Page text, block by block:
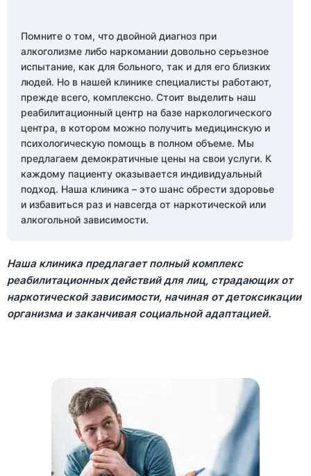
Помните о том, что двойной диагноз при
алкоголизме либо наркомании довольно серьезное
испытание, как для больного, так и для его близких
людей. Но в нашей клинике специалисты работают,
прежде всего, комплексно. Стоит выделить наш
реабилитационный центр на базе наркологического
центра, в котором можно получить медицинскую и
психологическую помощь в полном объеме. Мы
предлагаем демократичные цены на свои услуги. К
каждому пациенту оказывается индивидуальный
подход. Наша клиника – это шанс обрести здоровье
и избавиться раз и навсегда от наркотической или
алкогольной зависимости.
Наша клиника предлагает полный комплекс
реабилитационных действий для лиц, страдающих от
наркотической зависимости, начиная от детоксикации
организма и заканчивая социальной адаптацией.